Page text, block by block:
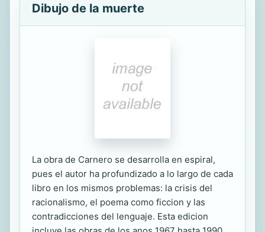
Dibujo de la muerte
La obra de Carnero se desarrolla en espiral,
pues el autor ha profundizado a lo largo de cada
libro en los mismos problemas: la crisis del
racionalismo, el poema como ficcion y las
contradicciones del lenguaje. Esta edicion